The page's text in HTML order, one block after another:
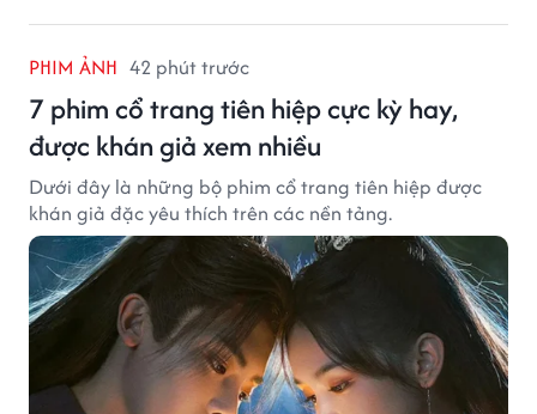
PHIM ẢNH 42 phút trước
7 phim cổ trang tiên hiệp cực kỳ hay,
được khán giả xem nhiều
Dưới đây là những bộ phim cổ trang tiên hiệp được
khán giả đặc yêu thích trên các nền tảng.